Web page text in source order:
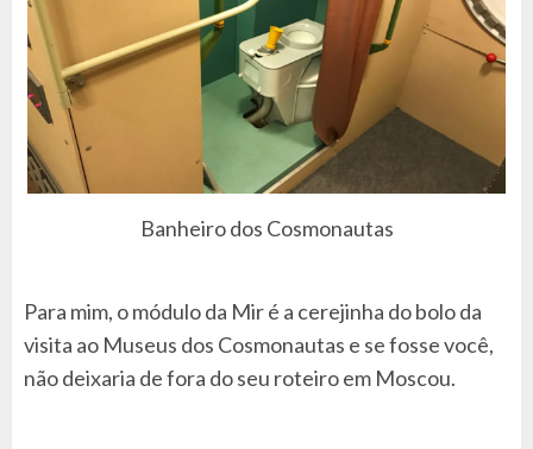
Banheiro dos Cosmonautas
Para mim, o módulo da Mir é a cerejinha do bolo da
visita ao Museus dos Cosmonautas e se fosse você,
não deixaria de fora do seu roteiro em Moscou.